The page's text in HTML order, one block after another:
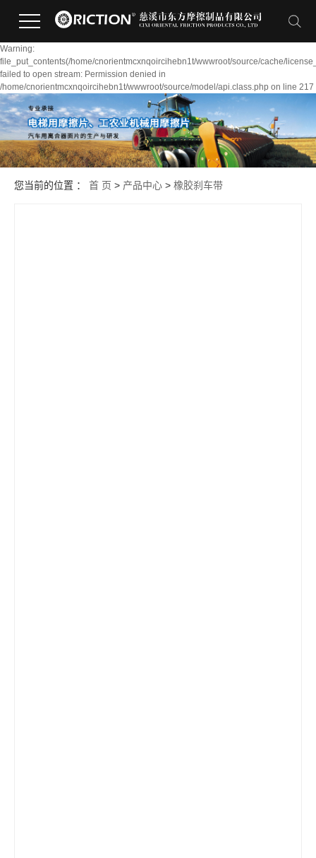
Warning:
file_put_contents(/home/cnorientmcxnqoircihebn1t/wwwroot/source/cache/
failed to open stream: Permission denied in
/home/cnorientmcxnqoircihebn1t/wwwroot/source/model/api.class.php on line 217
您当前的位置 ： 首 页 > 产品中心 > 橡胶刹车带